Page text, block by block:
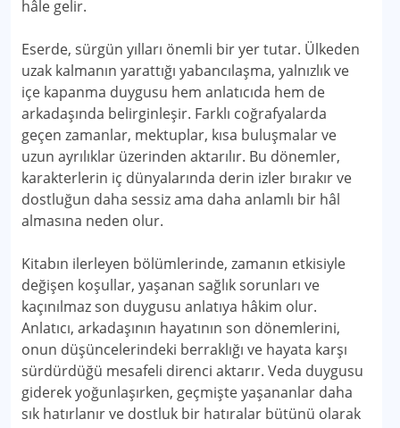
hâle gelir.
Eserde, sürgün yılları önemli bir yer tutar. Ülkeden
uzak kalmanın yarattığı yabancılaşma, yalnızlık ve
içe kapanma duygusu hem anlatıcıda hem de
arkadaşında belirginleşir. Farklı coğrafyalarda
geçen zamanlar, mektuplar, kısa buluşmalar ve
uzun ayrılıklar üzerinden aktarılır. Bu dönemler,
karakterlerin iç dünyalarında derin izler bırakır ve
dostluğun daha sessiz ama daha anlamlı bir hâl
almasına neden olur.
Kitabın ilerleyen bölümlerinde, zamanın etkisiyle
değişen koşullar, yaşanan sağlık sorunları ve
kaçınılmaz son duygusu anlatıya hâkim olur.
Anlatıcı, arkadaşının hayatının son dönemlerini,
onun düşüncelerindeki berraklığı ve hayata karşı
sürdürdüğü mesafeli direnci aktarır. Veda duygusu
giderek yoğunlaşırken, geçmişte yaşananlar daha
sık hatırlanır ve dostluk bir hatıralar bütünü olarak